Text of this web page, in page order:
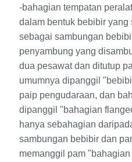
-bahagian tempatan
dalam bentuk bebibir
sebagai sambungan
penyambung yang
dua pesawat dan ditutup
umumnya dipanggil
paip pengudaraan, dan
dipanggil "bahagian
hanya sebahagian
sambungan bebibir dan
memanggil pam